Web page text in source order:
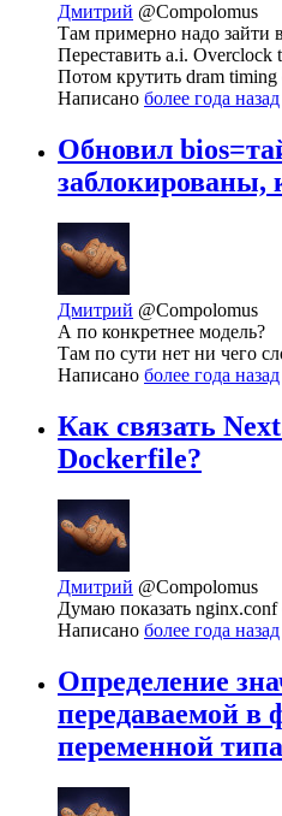
Дмитрий @Compolomus
Там примерно надо зайти
Переставить a.i. Overclock
Потом крутить dram timing
Написано более года назад
Обновил
заблокированы,
Дмитрий @Compolomus
А по конкретнее модель?
Там по сути нет ни чего
Написано более года назад
Как связать
Dockerfile?
Дмитрий @Compolomus
Думаю показать
Написано более года назад
Определение
передаваемой в
переменной